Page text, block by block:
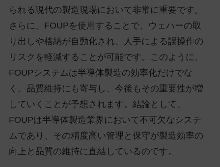
られる現代の製造現場において非常に重要です。
さらに、FOUPを使用することで、ウェハーの取
り出しや格納が自動化され、人手による誤操作の
リスクを軽減することが可能です。このように、
FOUPシステムは半導体製造の効率化だけでな
く、品質維持にも寄与し、今後もその重要性が増
していくことが予想されます。結論として、
FOUPは半導体製造業界において不可欠なシステ
ムであり、その精度高い管理と保守が製造効率の
向上と品質の維持に直結しているのです。